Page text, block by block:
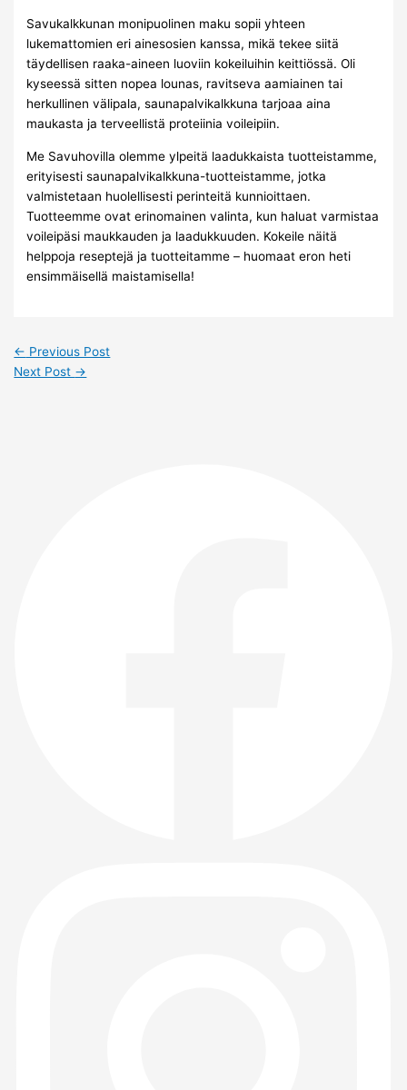
Savukalkkunan monipuolinen maku sopii yhteen
lukemattomien eri ainesosien kanssa, mikä tekee siitä
täydellisen raaka-aineen luoviin kokeiluihin keittiössä. Oli
kyseessä sitten nopea lounas, ravitseva aamiainen tai
herkullinen välipala, saunapalvikalkkuna tarjoaa aina
maukasta ja terveellistä proteiinia voileipiin.
Me Savuhovilla olemme ylpeitä laadukkaista tuotteistamme,
erityisesti saunapalvikalkkuna-tuotteistamme, jotka
valmistetaan huolellisesti perinteitä kunnioittaen.
Tuotteemme ovat erinomainen valinta, kun haluat varmistaa
voileipäsi maukkauden ja laadukkuuden. Kokeile näitä
helppoja reseptejä ja tuotteitamme – huomaat eron heti
ensimmäisellä maistamisella!
← Previous Post
Next Post →